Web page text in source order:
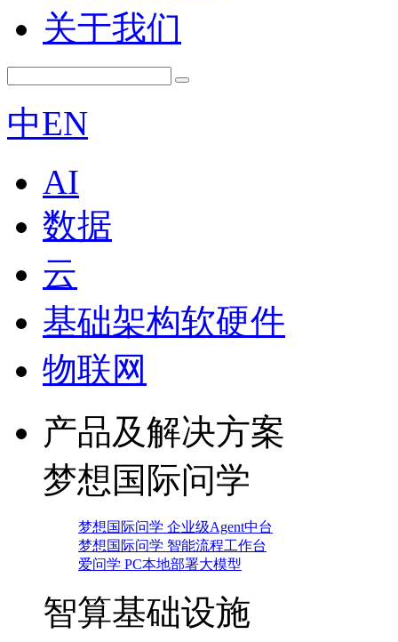
关于我们
中EN
AI
数据
云
基础架构软硬件
物联网
产品及解决方案
梦想国际问学
梦想国际问学 企业级Agent中台
梦想国际问学 智能流程工作台
爱问学 PC本地部署大模型
智算基础设施